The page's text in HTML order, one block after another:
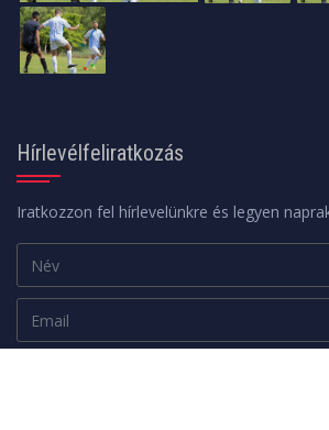
Hírlevélfeliratkozás
Iratkozzon fel hírlevelünkre és legyen